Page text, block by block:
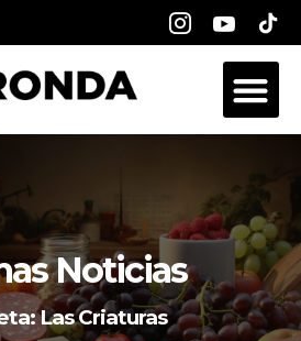
Noticias
Las Criaturas